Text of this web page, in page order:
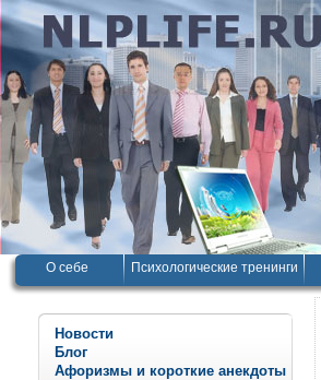
О себе Психологические тренинги
Новости
Блог
Афоризмы и короткие анекдоты